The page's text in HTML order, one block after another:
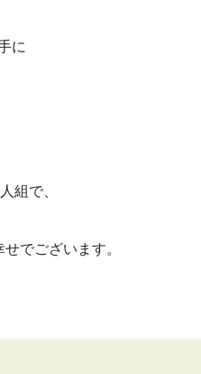
に
組で、
でございます。